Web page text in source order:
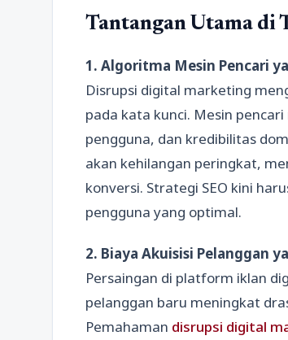
Tantangan Utama di
1. Algoritma Mesin Pencari
Disrupsi digital marketing
pada kata kunci. Mesin
pengguna, dan kredibilitas
akan kehilangan peringkat,
konversi. Strategi SEO kini
pengguna yang optimal.
2. Biaya Akuisisi Pelanggan
Persaingan di platform iklan
pelanggan baru meningkat
Pemahaman disrupsi digital